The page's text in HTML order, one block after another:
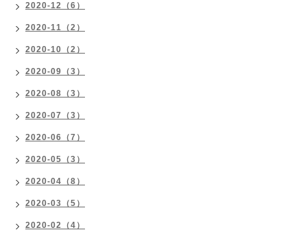
2020-12（6）
2020-11（2）
2020-10（2）
2020-09（3）
2020-08（3）
2020-07（3）
2020-06（7）
2020-05（3）
2020-04（8）
2020-03（5）
2020-02（4）